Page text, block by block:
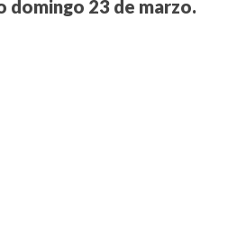
domingo 23 de marzo.